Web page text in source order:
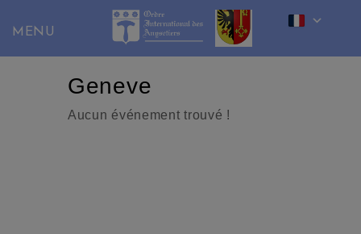
content
Geneve
Aucun événement trouvé !